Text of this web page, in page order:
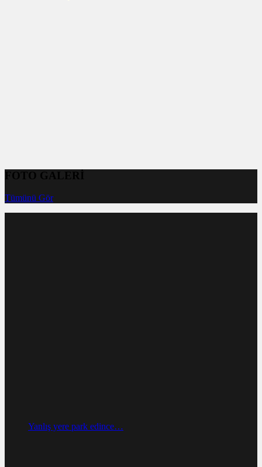
FOTO GALERİ
Tümünü Gör
Yanlış yere park edince…